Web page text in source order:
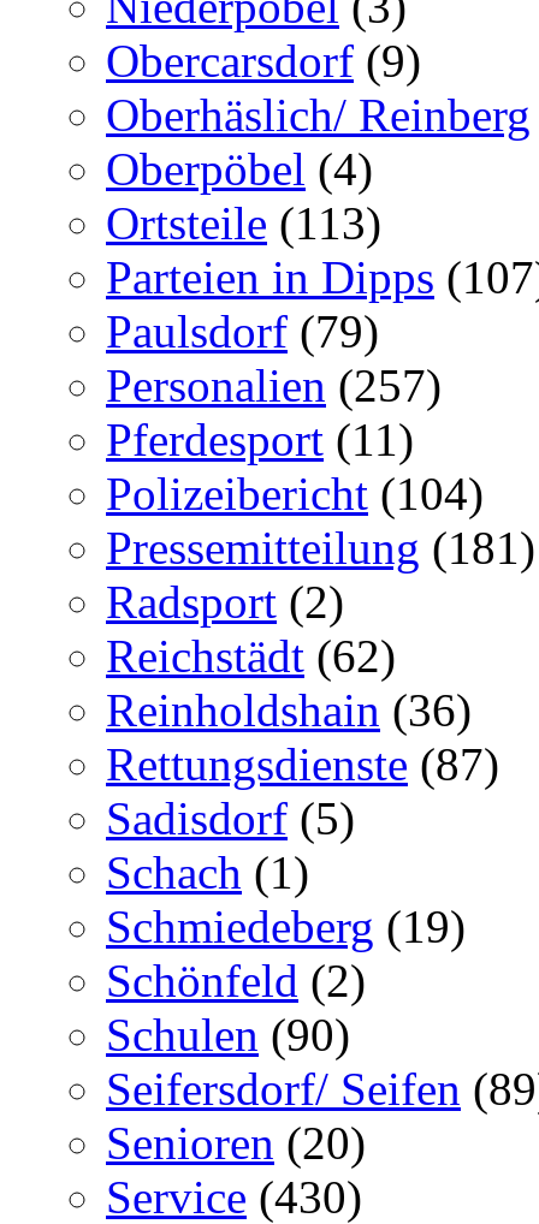
Obercarsdorf (9)
Oberhäslich/ Reinberg
Oberpöbel (4)
Ortsteile (113)
Parteien in Dipps
Paulsdorf (79)
Personalien (257)
Pferdesport (11)
Polizeibericht (104)
Pressemitteilung (181)
Radsport (2)
Reichstädt (62)
Reinholdshain (36)
Rettungsdienste (87)
Sadisdorf (5)
Schach (1)
Schmiedeberg (19)
Schönfeld (2)
Schulen (90)
Seifersdorf/ Seifen
Senioren (20)
Service (430)